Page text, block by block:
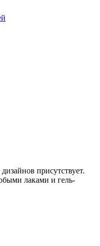
присутствует.
лаками и гель-